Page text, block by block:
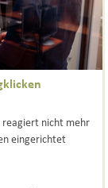
reagiert nicht mehr
eingerichtet